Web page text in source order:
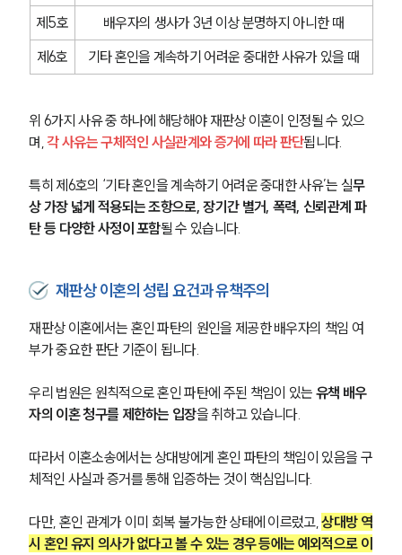
제5호
배우자의 생사가 3년 이상 분명하지 아니한 때
제6호
기타 혼인을 계속하기 어려운 중대한 사유가 있을 때
위 6가지 사유 중 하나에 해당해야 재판상 이혼이 인정될 수 있으
며, 각 사유는 구체적인 사실관계와 증거에 따라 판단됩니다.
특히 제6호의 ‘기타 혼인을 계속하기 어려운 중대한 사유’는 실무
상 가장 넓게 적용되는 조항으로, 장기간 별거, 폭력, 신뢰관계 파
탄 등 다양한 사정이 포함될 수 있습니다.
재판상 이혼의 성립 요건과 유책주의
재판상 이혼에서는 혼인 파탄의 원인을 제공한 배우자의 책임 여
부가 중요한 판단 기준이 됩니다.
우리 법원은 원칙적으로 혼인 파탄에 주된 책임이 있는 유책 배우
자의 이혼 청구를 제한하는 입장을 취하고 있습니다.
따라서 이혼소송에서는 상대방에게 혼인 파탄의 책임이 있음을 구
체적인 사실과 증거를 통해 입증하는 것이 핵심입니다.
다만, 혼인 관계가 이미 회복 불가능한 상태에 이르렀고, 상대방 역
시 혼인 유지 의사가 없다고 볼 수 있는 경우 등에는 예외적으로 이